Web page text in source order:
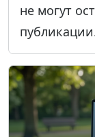
не могут